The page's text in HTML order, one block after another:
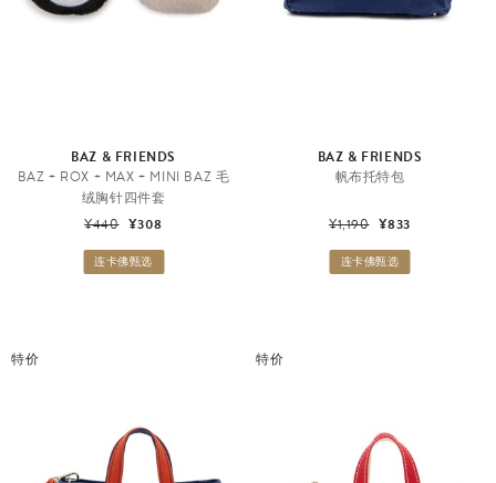
BAZ & FRIENDS
BAZ + ROX + MAX + MINI BAZ 毛
绒胸针四件套
¥440 ¥308
连卡佛甄选
BAZ & FRIENDS
帆布托特包
¥1,190 ¥833
连卡佛甄选
特价 特价